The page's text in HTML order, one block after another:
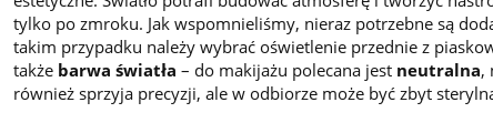
tylko po zmroku. Jak wspomnieliśmy, nieraz potrzebne są
takim przypadku należy wybrać oświetlenie przednie z
także barwa światła – do makijażu polecana jest neutralna,
również sprzyja precyzji, ale w odbiorze może być zbyt